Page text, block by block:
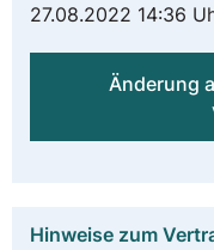
27.08.2022 14:36
Änderung
Hinweise zum